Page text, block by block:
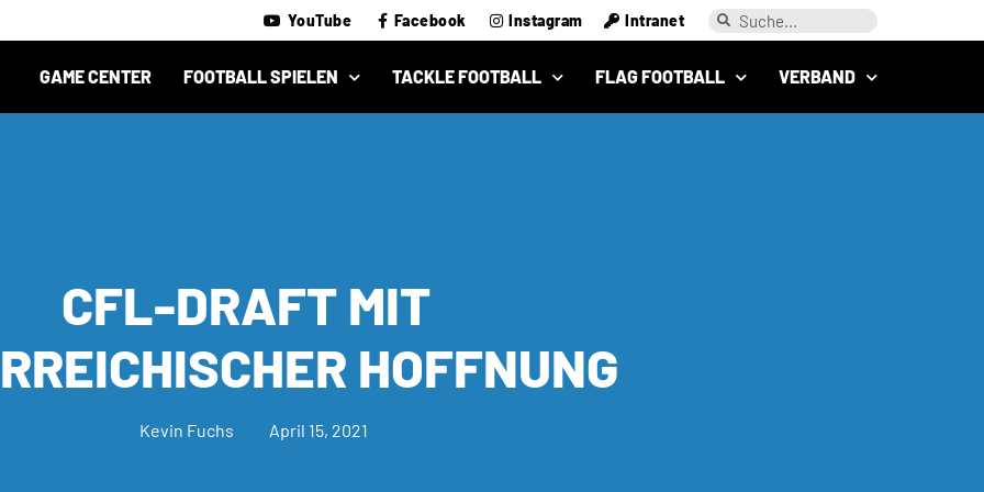
YouTube Facebook Instagram Intranet
GAME CENTER FOOTBALL SPIELEN TACKLE FOOTBALL FLAG FOOTBALL VERBAND
CFL-DRAFT MIT
HOFFNUNG
Kevin Fuchs April 15, 2021